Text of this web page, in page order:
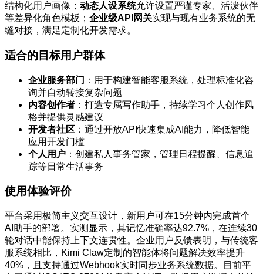
结构化用户画像； 动态人设系统允许设置严谨专家、活泼伙伴
等差异化角色模板； 企业级API网关实现与现有业务系统的无
缝对接，满足定制化开发需求。
适合的目标用户群体
企业服务部门 ：用于构建智能客服系统，处理标准化咨
询并自动转接复杂问题
内容创作者 ：打造专属写作助手，持续学习个人创作风
格并提供灵感建议
开发者社区 ：通过开放API快速集成AI能力，降低智能
应用开发门槛
个人用户 ：创建私人事务管家，管理日程提醒、信息追
踪等日常生活事务
使用体验评价
平台采用极简主义交互设计，新用户可在15分钟内完成首个
AI助手的部署。实测显示，其记忆准确率达92.7%，在连续30
轮对话中能保持上下文连贯性。企业用户反馈表明，与传统客
服系统相比，Kimi Claw定制的智能体将问题解决效率提升
40%，且支持通过Webhook实时同步业务系统数据。目前平